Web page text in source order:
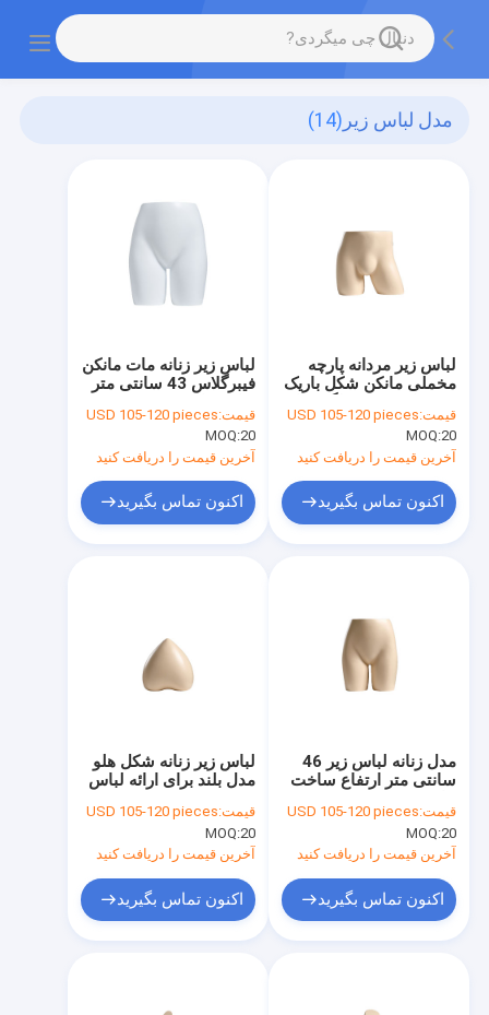
مدل لباس زیر (14)
لباس زیر زنانه مات مانکن
فیبرگلاس 43 سانتی متر
قیمت:USD 105-120 pieces
MOQ:20
آخرین قیمت را دریافت کنید
اکنون تماس بگیرید
لباس زیر مردانه پارچه
مخملی مانکن شکل باریک
نمایش لباس
قیمت:USD 105-120 pieces
MOQ:20
آخرین قیمت را دریافت کنید
اکنون تماس بگیرید
لباس زیر زنانه شکل هلو
مدل بلند برای ارائه لباس
قیمت:USD 105-120 pieces
MOQ:20
آخرین قیمت را دریافت کنید
اکنون تماس بگیرید
مدل زنانه لباس زیر 46
سانتی متر ارتفاع ساخت
قیمت:USD 105-120 pieces
MOQ:20
آخرین قیمت را دریافت کنید
اکنون تماس بگیرید